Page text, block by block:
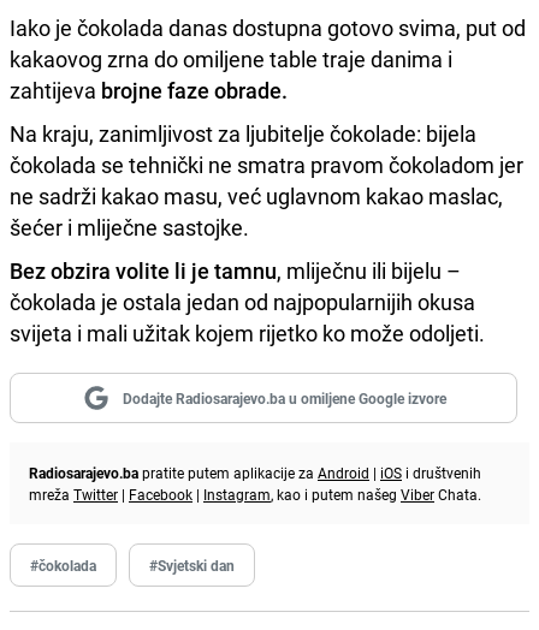
Iako je čokolada danas dostupna gotovo svima, put od
kakaovog zrna do omiljene table traje danima i
zahtijeva brojne faze obrade.
Na kraju, zanimljivost za ljubitelje čokolade: bijela
čokolada se tehnički ne smatra pravom čokoladom jer
ne sadrži kakao masu, već uglavnom kakao maslac,
šećer i mliječne sastojke.
Bez obzira volite li je tamnu, mliječnu ili bijelu –
čokolada je ostala jedan od najpopularnijih okusa
svijeta i mali užitak kojem rijetko ko može odoljeti.
Dodajte Radiosarajevo.ba u omiljene Google izvore
Radiosarajevo.bapratite putem aplikacije za Android | iOS i društvenih
mreža Twitter | Facebook | Instagram, kao i putem našeg ViberChata.
#čokolada #Svjetski dan